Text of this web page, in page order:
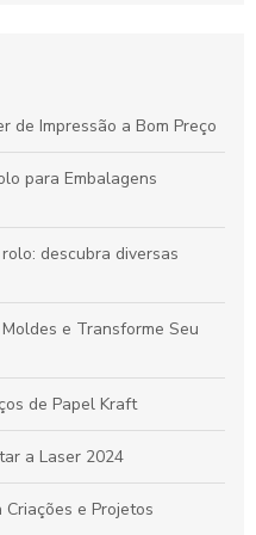
Otimizam a Precisão e a
para Usos e
de Impressão a Bom Preço
para Embalagens
descubra diversas
e Transforme Seu
de Papel Kraft
a Laser 2024
e Projetos